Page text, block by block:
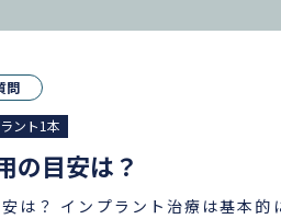
問
ント1本
の目安は？
基本的に保